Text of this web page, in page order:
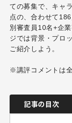
ての募集で、キャ
点の、合わせて
別審査員10名+企
ジでは背景・プロ
ご紹介しよう。
※講評コメントは
記事の目次